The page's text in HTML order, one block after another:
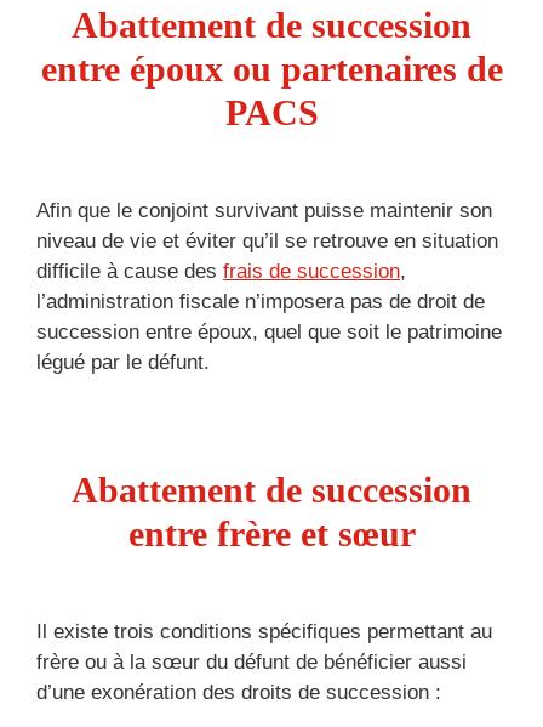
Abattement de succession
entre époux ou partenaires de
PACS
Afin que le conjoint survivant puisse maintenir son
niveau de vie et éviter qu’il se retrouve en situation
difficile à cause des frais de succession,
l’administration fiscale n’imposera pas de droit de
succession entre époux, quel que soit le patrimoine
légué par le défunt.
Abattement de succession
entre frère et sœur
Il existe trois conditions spécifiques permettant au
frère ou à la sœur du défunt de bénéficier aussi
d’une exonération des droits de succession :